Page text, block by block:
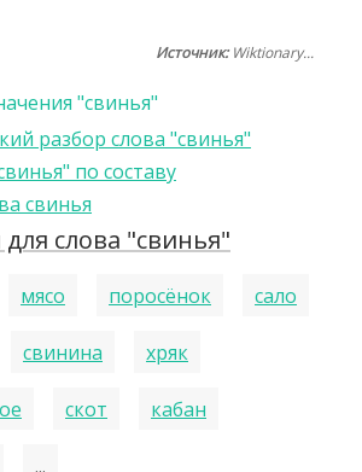
Источник:Wiktionary...
"свинья"
разбор слова "свинья"
по составу
свинья
слова "свинья"
мясо поросёнок сало
свинина хряк
скот кабан
...